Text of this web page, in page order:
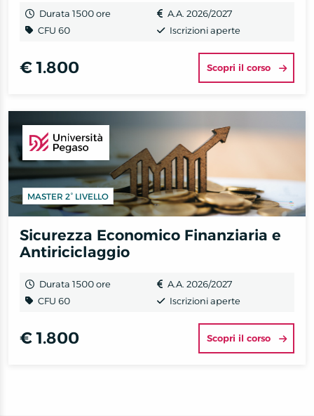
Durata 1500 ore
CFU 60
A.A. 2026/2027
Iscrizioni aperte
€ 1.800 Scopri il corso
MASTER 2° LIVELLO
Sicurezza Economico Finanziaria e
Antiriciclaggio
Durata 1500 ore
CFU 60
A.A. 2026/2027
Iscrizioni aperte
€ 1.800 Scopri il corso